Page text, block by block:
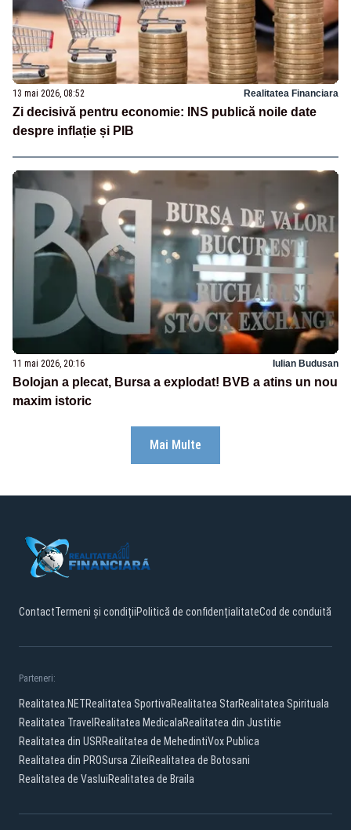
13 mai 2026, 08:52 Realitatea Financiara
Zi decisivă pentru economie: INS publică noile date
despre inflație și PIB
11 mai 2026, 20:16 Iulian Budusan
Bolojan a plecat, Bursa a explodat! BVB a atins un nou
maxim istoric
Mai Multe
ContactTermeni și condițiiPolitică de confidențialitateCod de conduită
Parteneri:
Realitatea.NETRealitatea SportivaRealitatea StarRealitatea Spirituala
Realitatea Travel Realitatea MedicalaRealitatea din Justitie
Realitatea din USRRealitatea de MehedintiVox Publica
Realitatea din PROSursa ZileiRealitatea de Botosani
Realitatea de VasluiRealitatea de Braila